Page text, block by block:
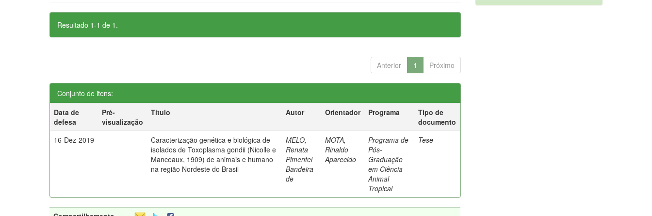
Resultado 1-1 de 1.
Anterior 1 Próximo
Conjunto de itens:
Data de
defesa
Pré-
visualização
Título Autor Orientador Programa
Tipo de
documento
16-Dez-2019
Caracterização genética e biológica de
isolados de Toxoplasma gondii (Nicolle e
Manceaux, 1909) de animais e humano
na região Nordeste do Brasil
MELO,
Renata
Pimentel
Bandeira
de
MOTA,
Rinaldo
Aparecido
Programa de
Pós-
Graduação
em Ciência
Animal
Tropical
Tese